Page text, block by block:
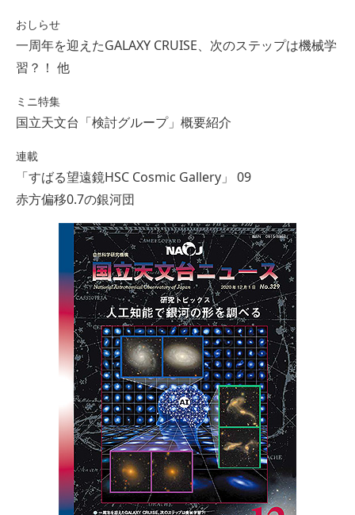
おしらせ
一周年を迎えたGALAXY CRUISE、次のステップは機械学
習？！ 他
ミニ特集
国立天文台「検討グループ」概要紹介
連載
「すばる望遠鏡HSC Cosmic Gallery」 09
赤方偏移0.7の銀河団